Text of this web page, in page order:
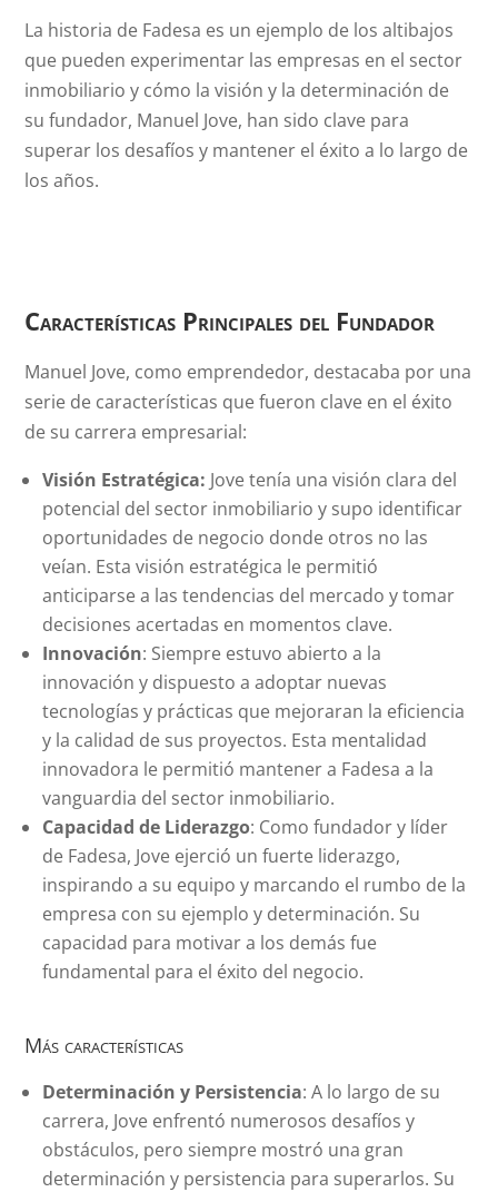
La historia de Fadesa es un ejemplo de los altibajos
que pueden experimentar las empresas en el sector
inmobiliario y cómo la visión y la determinación de
su fundador, Manuel Jove, han sido clave para
superar los desafíos y mantener el éxito a lo largo de
los años.
Características Principales del Fundador
Manuel Jove, como emprendedor, destacaba por una
serie de características que fueron clave en el éxito
de su carrera empresarial:
Visión Estratégica: Jove tenía una visión clara del
potencial del sector inmobiliario y supo identificar
oportunidades de negocio donde otros no las
veían. Esta visión estratégica le permitió
anticiparse a las tendencias del mercado y tomar
decisiones acertadas en momentos clave.
Innovación: Siempre estuvo abierto a la
innovación y dispuesto a adoptar nuevas
tecnologías y prácticas que mejoraran la eficiencia
y la calidad de sus proyectos. Esta mentalidad
innovadora le permitió mantener a Fadesa a la
vanguardia del sector inmobiliario.
Capacidad de Liderazgo: Como fundador y líder
de Fadesa, Jove ejerció un fuerte liderazgo,
inspirando a su equipo y marcando el rumbo de la
empresa con su ejemplo y determinación. Su
capacidad para motivar a los demás fue
fundamental para el éxito del negocio.
Más características
Determinación y Persistencia: A lo largo de su
carrera, Jove enfrentó numerosos desafíos y
obstáculos, pero siempre mostró una gran
determinación y persistencia para superarlos. Su